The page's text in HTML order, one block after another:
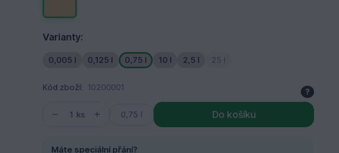
Varianty:
0,005 l 0,125 l 0,75 l 10 l 2,5 l 25 l
Kód zboží: 10200001 ?
ks Do košíku
Máte speciální přání?